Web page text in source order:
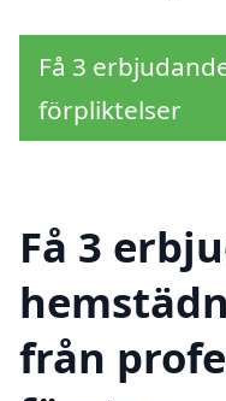
Få 3
förpliktelser
Få 3
från